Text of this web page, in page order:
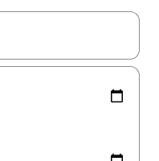
les flèches vers le